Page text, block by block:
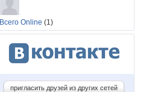
Всего Online (1)
пригласить друзей из других сетей